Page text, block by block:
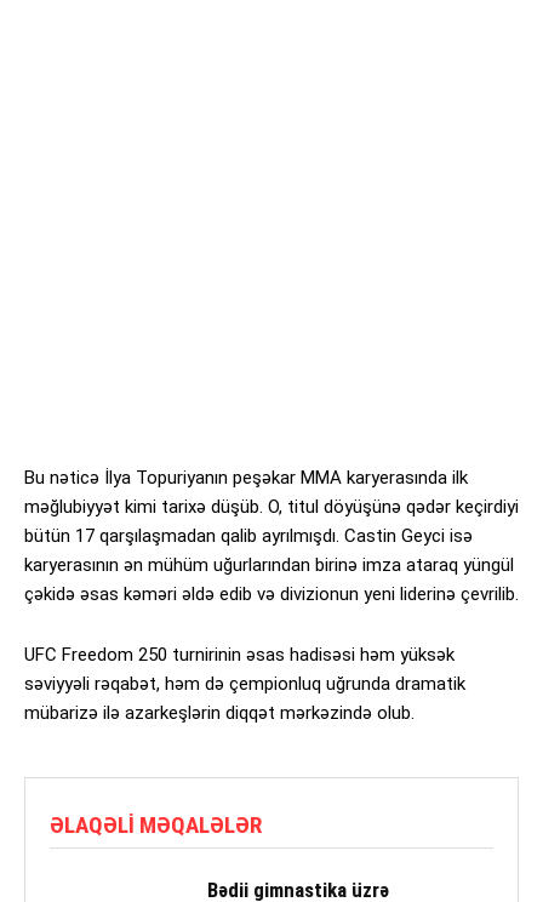
Bu nəticə İlya Topuriyanın peşəkar MMA karyerasında ilk
məğlubiyyət kimi tarixə düşüb. O, titul döyüşünə qədər keçirdiyi
bütün 17 qarşılaşmadan qalib ayrılmışdı. Castin Geyci isə
karyerasının ən mühüm uğurlarından birinə imza ataraq yüngül
çəkidə əsas kəməri əldə edib və divizionun yeni liderinə çevrilib.
UFC Freedom 250 turnirinin əsas hadisəsi həm yüksək
səviyyəli rəqabət, həm də çempionluq uğrunda dramatik
mübarizə ilə azarkeşlərin diqqət mərkəzində olub.
ƏLAQƏLI MƏQALƏLƏR
Bədii gimnastika üzrə